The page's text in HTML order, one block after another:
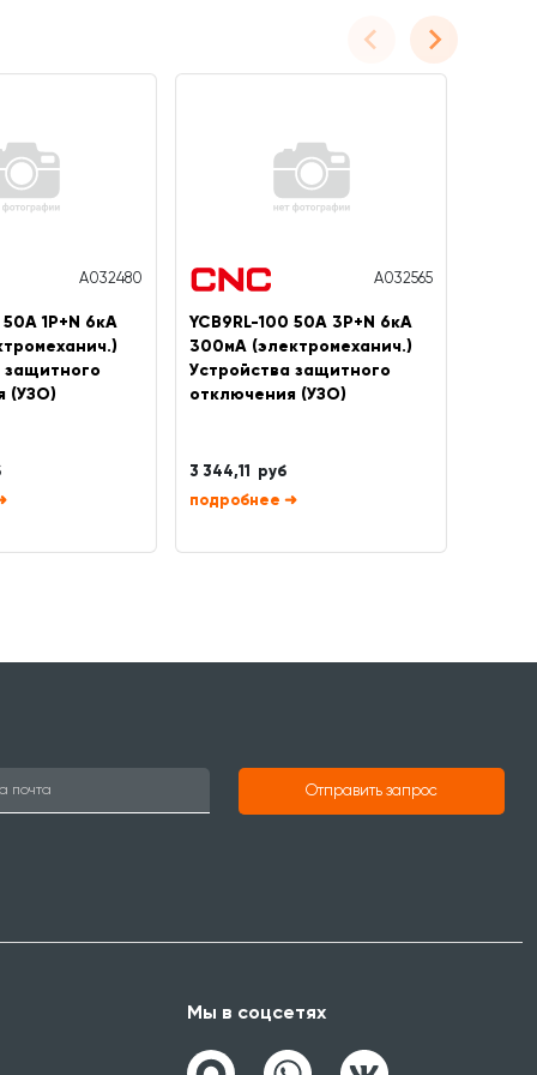
A032480
50А 1P+N 6кА
защитного
(УЗО)
A032565
YCB9RL-100 50А 3P+N 6кА
300мА (электромеханич.)
Устройства защитного
отключения (УЗО)
3 344,11 руб
➜
Отправить запрос
Мы в соцсетях